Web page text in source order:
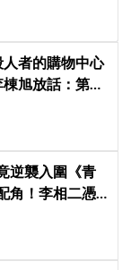
者的購物中心
旭放話：第三
逆襲入圍《青
角！李相二憑